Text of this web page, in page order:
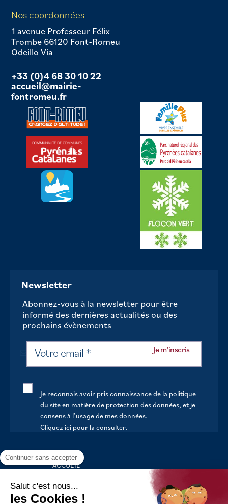
Nos coordonnées
1 avenue Professeur Félix
Trombe 66120 Font-Romeu
Odeillo Via
+33 (0)4 68 30 10 22
accueil@mairie-
fontromeu.fr
Newsletter
Abonnez-vous à la newsletter pour être
informé des dernières actualités ou des
prochains évènements
Je reconnais avoir pris connaissance de la politique
du site en matière de protection des données, et je
consens à l’usage de mes données.
Cliquez ici pour la consulter.
ACCUEIL
VOTRE MAIRIE
VOTRE QUOTIDIEN
Continuer sans accepter
Salut c'est nous...
les Cookies !